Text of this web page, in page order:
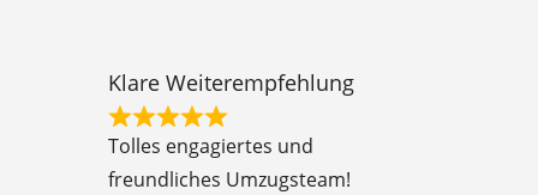
Klare Weiterempfehlung
R
a
Tolles engagiertes und
freundliches Umzugsteam!